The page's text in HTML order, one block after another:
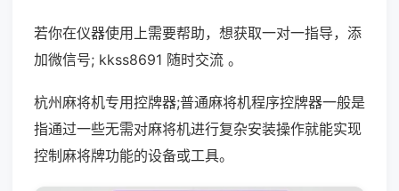
若你在仪器使用上需要帮助，想获取一对一指导，添
加微信号; kkss8691 随时交流 。
杭州麻将机专用控牌器;普通麻将机程序控牌器一般是
指通过一些无需对麻将机进行复杂安装操作就能实现
控制麻将牌功能的设备或工具。